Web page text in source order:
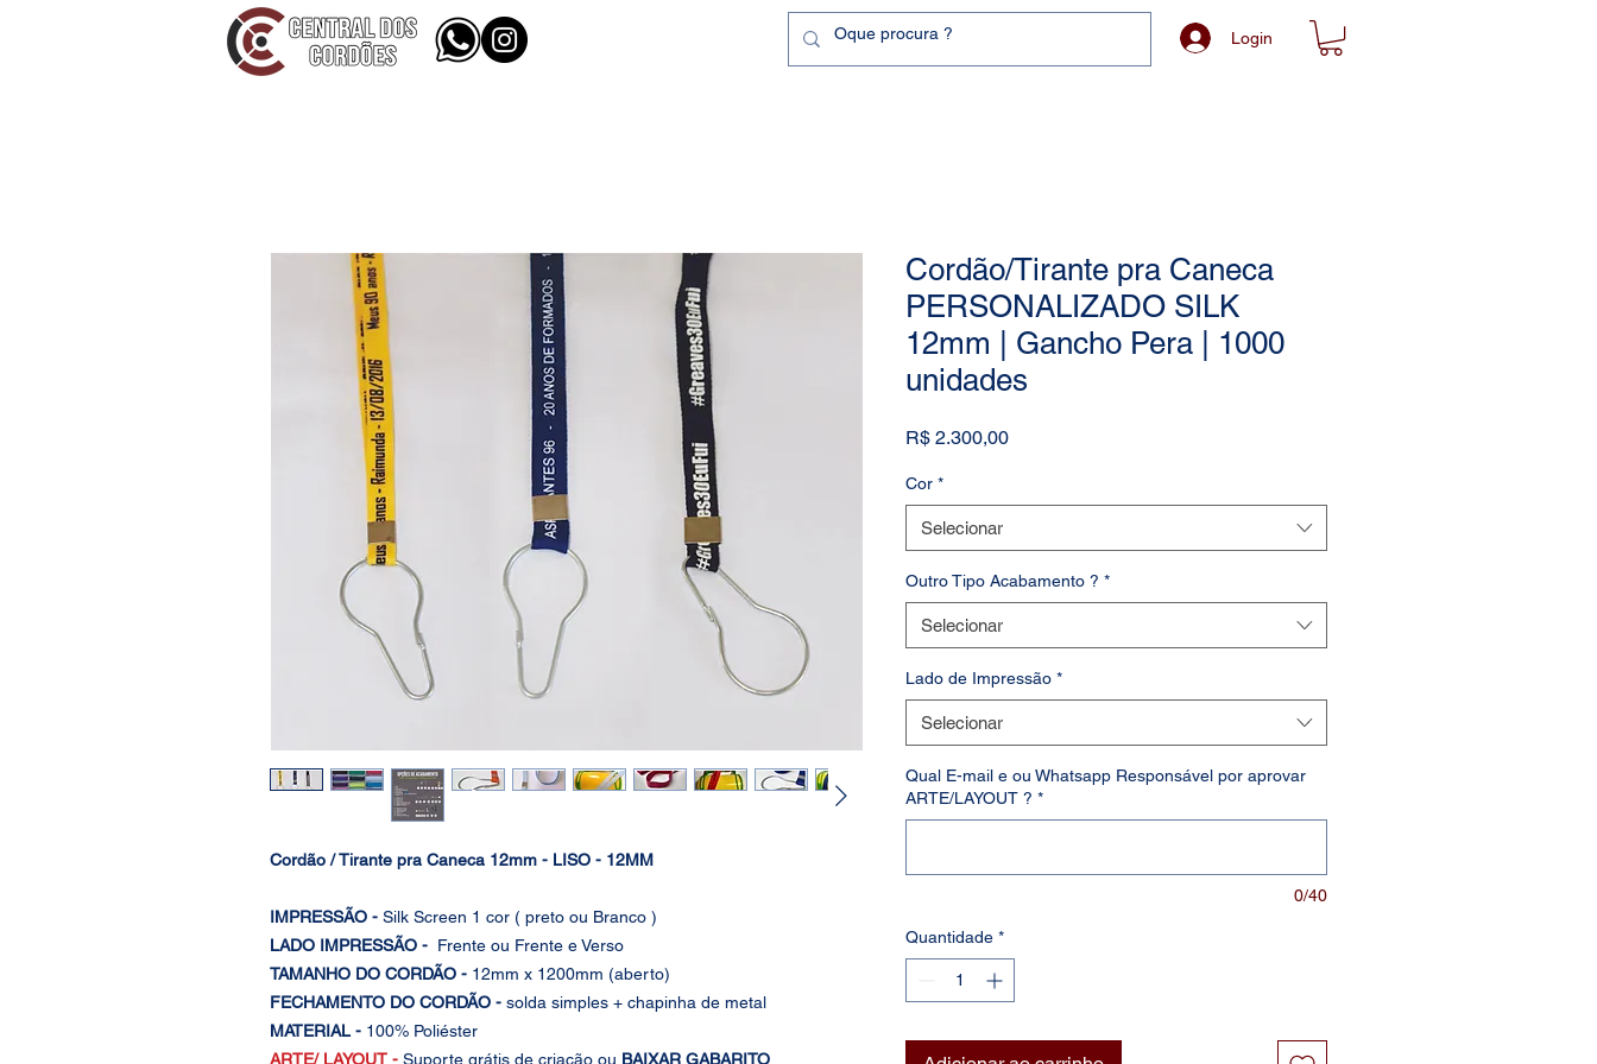
Login
Cordão / Tirante pra Caneca 12mm - LISO - 12MM
IMPRESSÃO - Silk Screen 1 cor ( preto ou Branco )
LADO IMPRESSÃO - Frente ou Frente e Verso
TAMANHO DO CORDÃO - 12mm x 1200mm (aberto)
FECHAMENTO DO CORDÃO - solda simples + chapinha de metal
MATERIAL - 100% Poliéster
ARTE/ LAYOUT - Suporte grátis de criação ou BAIXAR GABARITO
Cordão/Tirante pra Caneca
PERSONALIZADO SILK
12mm | Gancho Pera | 1000
unidades
R$ 2.300,00Preço
Cor *
Selecionar
Outro Tipo Acabamento ? *
Selecionar
Lado de Impressão *
Selecionar
Qual E-mail e ou Whatsapp Responsável por aprovar
ARTE/LAYOUT ? *
0/40
Quantidade *